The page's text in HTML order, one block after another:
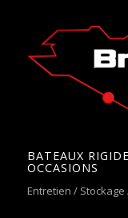
BATEAUX
OCCASIONS
Entretien /